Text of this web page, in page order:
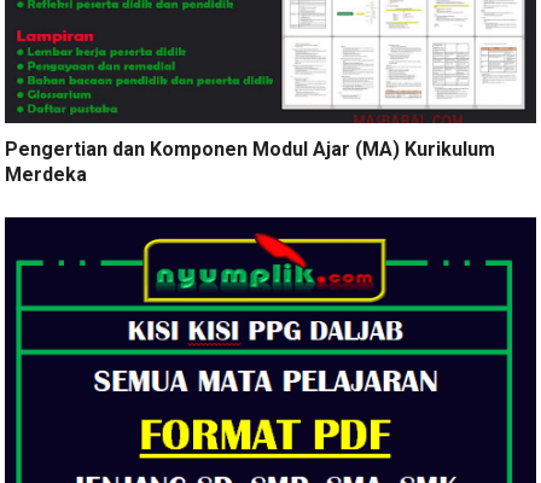
Pengertian dan Komponen Modul Ajar (MA) Kurikulum
Merdeka